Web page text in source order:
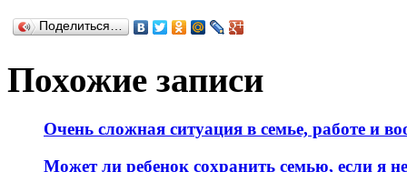
Поделиться…
Похожие записи
Очень сложная ситуация в семье, работе и
Может ли ребенок сохранить семью, если я